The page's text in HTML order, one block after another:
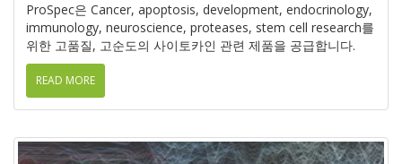
ProSpec은 Cancer, apoptosis, development, endocrinology,
immunology, neuroscience, proteases, stem cell research를
위한 고품질, 고순도의 사이토카인 관련 제품을 공급합니다.
READ MORE